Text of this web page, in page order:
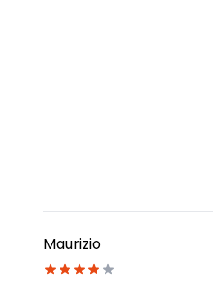
Maurizio